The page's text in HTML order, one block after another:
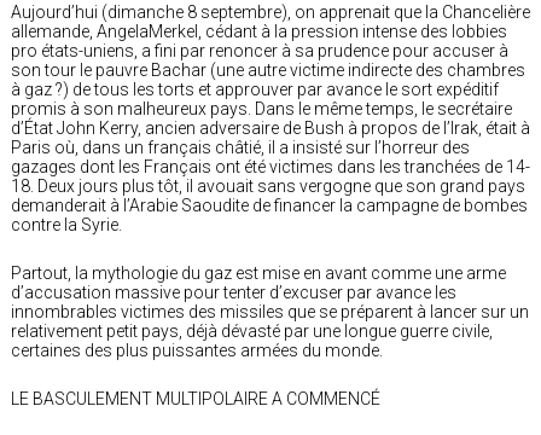
Aujourd’hui (dimanche 8 septembre), on apprenait que la Chancelière
allemande, AngelaMerkel, cédant à la pression intense des lobbies
pro états-uniens, a fini par renoncer à sa prudence pour accuser à
son tour le pauvre Bachar (une autre victime indirecte des chambres
à gaz ?) de tous les torts et approuver par avance le sort expéditif
promis à son malheureux pays. Dans le même temps, le secrétaire
d’État John Kerry, ancien adversaire de Bush à propos de l’Irak, était à
Paris où, dans un français châtié, il a insisté sur l’horreur des
gazages dont les Français ont été victimes dans les tranchées de 14-
18. Deux jours plus tôt, il avouait sans vergogne que son grand pays
demanderait à l’Arabie Saoudite de financer la campagne de bombes
contre la Syrie.
Partout, la mythologie du gaz est mise en avant comme une arme
d’accusation massive pour tenter d’excuser par avance les
innombrables victimes des missiles que se préparent à lancer sur un
relativement petit pays, déjà dévasté par une longue guerre civile,
certaines des plus puissantes armées du monde.
LE BASCULEMENT MULTIPOLAIRE A COMMENCÉ